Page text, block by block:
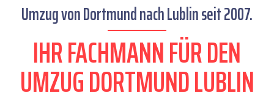
Umzug von Dortmund nach Lublin seit 2007.
IHR FACHMANN FÜR DEN
UMZUG DORTMUND LUBLIN